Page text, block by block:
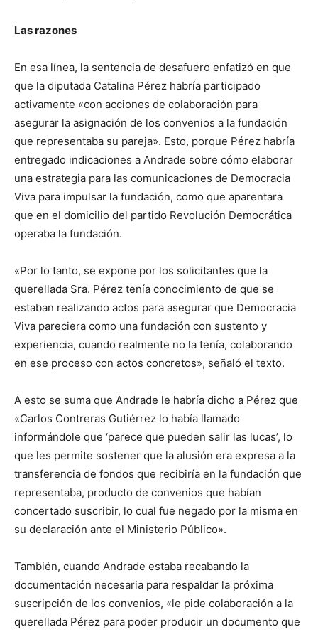
Las razones
En esa línea, la sentencia de desafuero enfatizó en que
que la diputada Catalina Pérez habría participado
activamente «con acciones de colaboración para
asegurar la asignación de los convenios a la fundación
que representaba su pareja». Esto, porque Pérez habría
entregado indicaciones a Andrade sobre cómo elaborar
una estrategia para las comunicaciones de Democracia
Viva para impulsar la fundación, como que aparentara
que en el domicilio del partido Revolución Democrática
operaba la fundación.
«Por lo tanto, se expone por los solicitantes que la
querellada Sra. Pérez tenía conocimiento de que se
estaban realizando actos para asegurar que Democracia
Viva pareciera como una fundación con sustento y
experiencia, cuando realmente no la tenía, colaborando
en ese proceso con actos concretos», señaló el texto.
A esto se suma que Andrade le habría dicho a Pérez que
«Carlos Contreras Gutiérrez lo había llamado
informándole que ‘parece que pueden salir las lucas’, lo
que les permite sostener que la alusión era expresa a la
transferencia de fondos que recibiría en la fundación que
representaba, producto de convenios que habían
concertado suscribir, lo cual fue negado por la misma en
su declaración ante el Ministerio Público».
También, cuando Andrade estaba recabando la
documentación necesaria para respaldar la próxima
suscripción de los convenios, «le pide colaboración a la
querellada Pérez para poder producir un documento que